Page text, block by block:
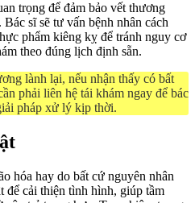
trọng để đảm bảo vết thương
sĩ sẽ tư vấn bệnh nhân cách
phẩm kiêng kỵ để tránh nguy cơ
theo đúng lịch định sẵn.
lành lại, nếu nhận thấy có bất
phải liên hệ tái khám ngay để bác
pháp xử lý kịp thời.
hóa hay do bất cứ nguyên nhân
để cải thiện tình hình, giúp tầm